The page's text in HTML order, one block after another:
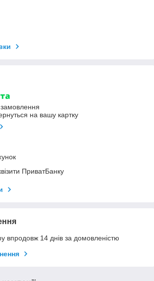
на вашу картку
ПриватБанку
впродовж 14 днів за домовленістю